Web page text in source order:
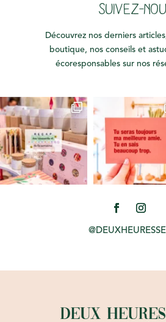
SUIVEZ-
Découvrez nos derniers
boutique, nos conseils et
écoresponsables sur nos